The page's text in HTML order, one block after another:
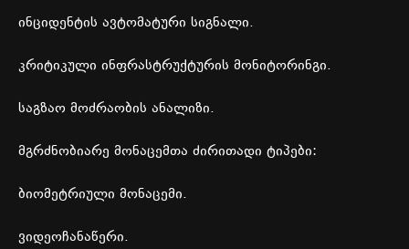
ინციდენტის ავტომატური სიგნალი.
კრიტიკული ინფრასტრუქტურის მონიტორინგი.
საგზაო მოძრაობის ანალიზი.
მგრძნობიარე მონაცემთა ძირითადი ტიპები:
ბიომეტრიული მონაცემი.
ვიდეოჩანაწერი.